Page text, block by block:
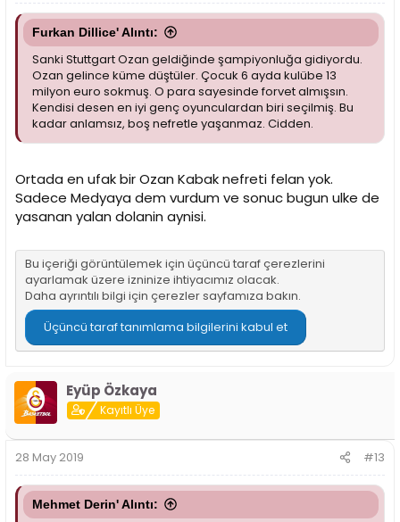
Furkan Dillice' Alıntı:
Sanki Stuttgart Ozan geldiğinde şampiyonluğa gidiyordu.
Ozan gelince küme düştüler. Çocuk 6 ayda kulübe 13
milyon euro sokmuş. O para sayesinde forvet almışsın.
Kendisi desen en iyi genç oyunculardan biri seçilmiş. Bu
kadar anlamsız, boş nefretle yaşanmaz. Cidden.
Ortada en ufak bir Ozan Kabak nefreti felan yok.
Sadece Medyaya dem vurdum ve sonuc bugun ulke de
yasanan yalan dolanin aynisi.
Bu içeriği görüntülemek için üçüncü taraf çerezlerini
ayarlamak üzere izninize ihtiyacımız olacak.
Daha ayrıntılı bilgi için çerezler sayfamıza bakın.
Üçüncü taraf tanımlama bilgilerini kabul et
Eyüp Özkaya
Kayıtlı Üye
28 May 2019 #13
Mehmet Derin' Alıntı: